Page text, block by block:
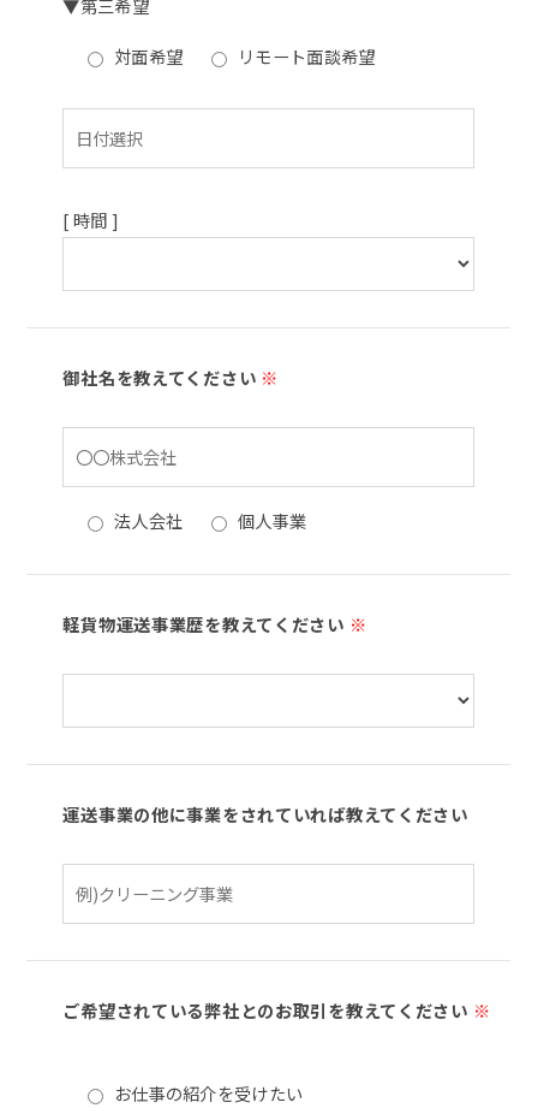
▼第三希望
対面希望 リモート面談希望
[ 時間 ]
御社名を教えてください ※
法人会社 個人事業
軽貨物運送事業歴を教えてください ※
運送事業の他に事業をされていれば教えてください
ご希望されている弊社とのお取引を教えてください ※
お仕事の紹介を受けたい